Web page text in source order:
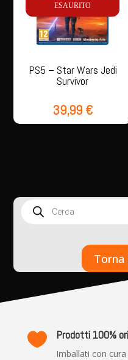
ESAURITO
PS5 – Star Wars Jedi
Survivor
39,99 €
search
Torna
 Prodotti 100%
Imballati con